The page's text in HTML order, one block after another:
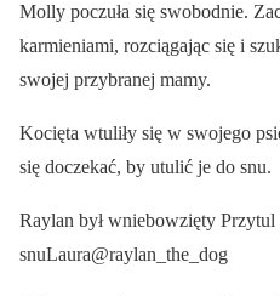
Molly poczuła się swobodnie.
karmieniami, rozciągając się i
swojej przybranej mamy.
Kocięta wtuliły się w swojego
się doczekać, by utulić je do snu.
Raylan był wniebowzięty Przytul
snuLaura@raylan_the_dog